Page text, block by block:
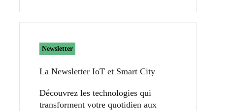
Newsletter
La Newsletter IoT et Smart City​
Découvrez les technologies qui
transforment votre quotidien aux